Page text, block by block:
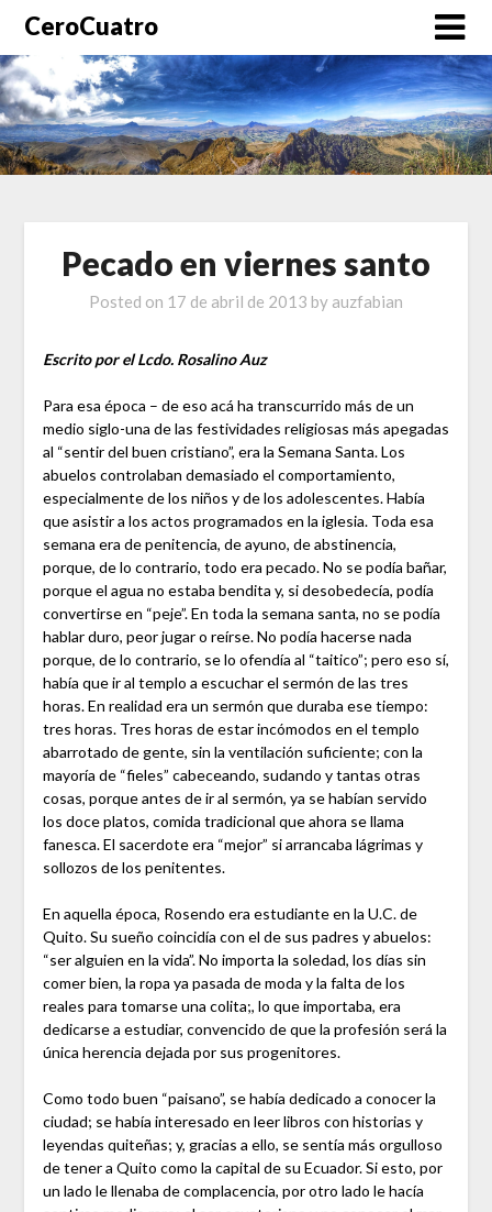
CeroCuatro
Pecado en viernes santo
Posted on 17 de abril de 2013 by auzfabian
Escrito por el Lcdo. Rosalino Auz
Para esa época – de eso acá ha transcurrido más de un
medio siglo-una de las festividades religiosas más apegadas
al “sentir del buen cristiano”, era la Semana Santa. Los
abuelos controlaban demasiado el comportamiento,
especialmente de los niños y de los adolescentes. Había
que asistir a los actos programados en la iglesia. Toda esa
semana era de penitencia, de ayuno, de abstinencia,
porque, de lo contrario, todo era pecado. No se podía bañar,
porque el agua no estaba bendita y, si desobedecía, podía
convertirse en “peje”. En toda la semana santa, no se podía
hablar duro, peor jugar o reírse. No podía hacerse nada
porque, de lo contrario, se lo ofendía al “taitico”; pero eso sí,
había que ir al templo a escuchar el sermón de las tres
horas. En realidad era un sermón que duraba ese tiempo:
tres horas. Tres horas de estar incómodos en el templo
abarrotado de gente, sin la ventilación suficiente; con la
mayoría de “fieles” cabeceando, sudando y tantas otras
cosas, porque antes de ir al sermón, ya se habían servido
los doce platos, comida tradicional que ahora se llama
fanesca. El sacerdote era “mejor” si arrancaba lágrimas y
sollozos de los penitentes.
En aquella época, Rosendo era estudiante en la U.C. de
Quito. Su sueño coincidía con el de sus padres y abuelos:
“ser alguien en la vida”. No importa la soledad, los días sin
comer bien, la ropa ya pasada de moda y la falta de los
reales para tomarse una colita;, lo que importaba, era
dedicarse a estudiar, convencido de que la profesión será la
única herencia dejada por sus progenitores.
Como todo buen “paisano”, se había dedicado a conocer la
ciudad; se había interesado en leer libros con historias y
leyendas quiteñas; y, gracias a ello, se sentía más orgulloso
de tener a Quito como la capital de su Ecuador. Si esto, por
un lado le llenaba de complacencia, por otro lado le hacía